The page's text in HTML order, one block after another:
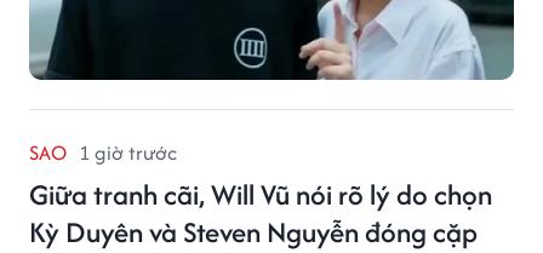
SAO 1 giờ trước
Giữa tranh cãi, Will Vũ nói rõ lý do chọn
Kỳ Duyên và Steven Nguyễn đóng cặp